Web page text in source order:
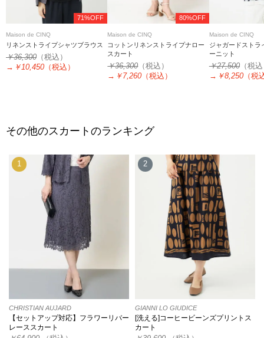
71%OFF
Maison de CINQ
リネンストライプシャツブラウス
￥36,300 （税込）
→ ￥10,450 （税込）
80%OFF
Maison de CINQ
コットンリネンストライプナロー
スカート
￥36,300（税込）
→ ￥7,260 （税込）
Maison de CINQ
ジャガードストラ
ーニット
￥27,500（税
→ ￥8,250（税
その他のスカートのランキング
1
CHRISTIAN AUJARD
【セットアップ対応】フラワーリバー
レーススカート
2
GIANNI LO GIUDICE
[洗える]コーヒービーンズプリントス
カート